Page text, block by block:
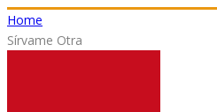
Home
Sírvame Otra